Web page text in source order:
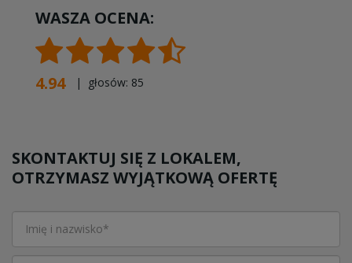
WASZA OCENA:
4.94 | głosów: 85
SKONTAKTUJ SIĘ Z LOKALEM,
OTRZYMASZ WYJĄTKOWĄ OFERTĘ